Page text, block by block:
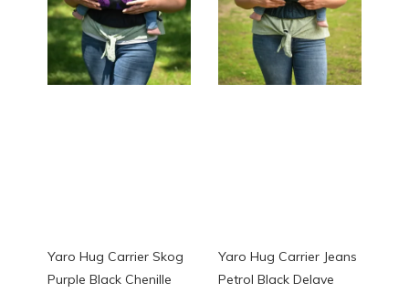
Yaro Hug Carrier Skog
Purple Black Chenille
Yaro Hug Carrier Jeans
Petrol Black Delave